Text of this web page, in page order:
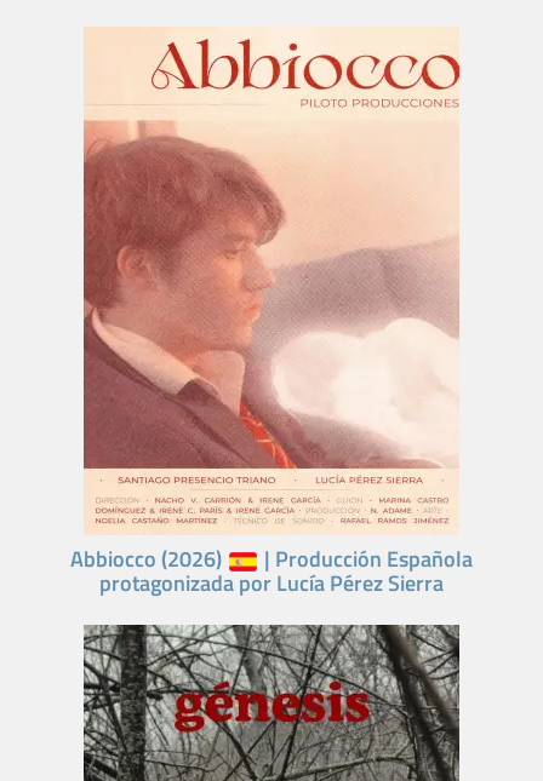
Abbiocco (2026) | Producción Española
protagonizada por Lucía Pérez Sierra